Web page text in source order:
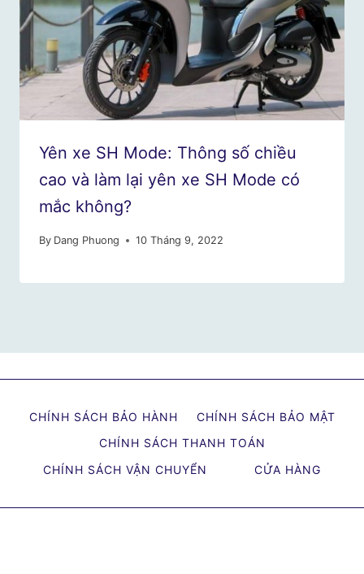
Yên xe SH Mode: Thông số chiều
cao và làm lại yên xe SH Mode có
mắc không?
By Dang Phuong 10 Tháng 9, 2022
CHÍNH SÁCH BẢO HÀNH
CHÍNH SÁCH BẢO MẬT
CHÍNH SÁCH THANH TOÁN
CHÍNH SÁCH VẬN CHUYỂN
CỬA HÀNG